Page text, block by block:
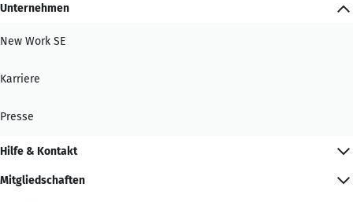
Unternehmen
New Work SE
Karriere
Presse
Hilfe & Kontakt
Mitgliedschaften